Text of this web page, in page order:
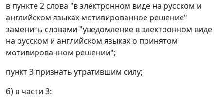
в пункте 2 слова "в электронном виде на русском и
английском языках мотивированное решение"
заменить словами "уведомление в электронном виде
на русском и английском языках о принятом
мотивированном решении";
пункт 3 признать утратившим силу;
б) в части 3: